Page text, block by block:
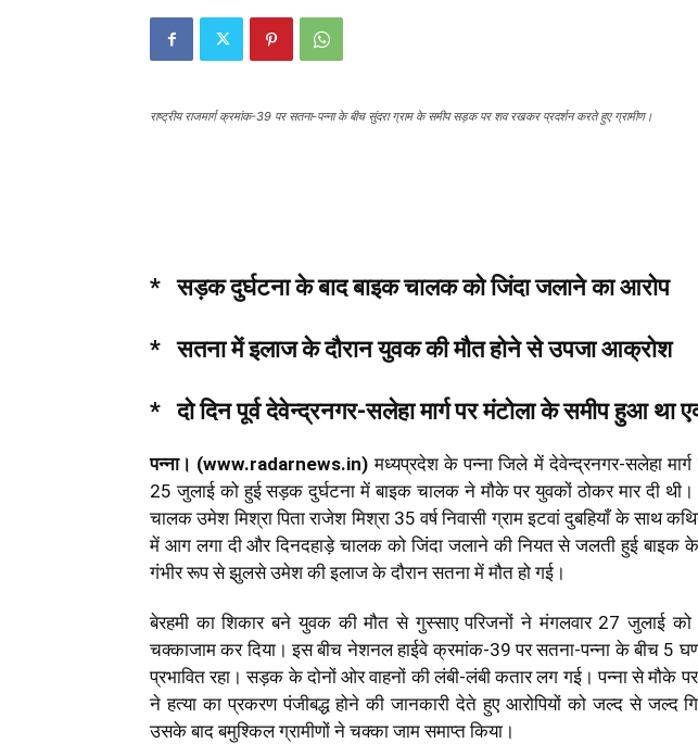
राष्ट्रीय राजमार्ग क्रमांक-39 पर सतना-पन्ना के बीच सुंदरा ग्राम के समीप सड़क पर शव रखकर प्रदर्शन करते हुए ग्रामीण।
* सड़क दुर्घटना के बाद बाइक चालक को जिंदा जलाने का आरोप
* सतना में इलाज के दौरान युवक की मौत होने से उपजा आक्रोश
* दो दिन पूर्व देवेन्द्रनगर-सलेहा मार्ग पर मंटोला के समीप हुआ था
पन्ना। (www.radarnews.in) मध्यप्रदेश के पन्ना जिले में देवेन्द्रनगर-सलेहा मार्ग
25 जुलाई को हुई सड़क दुर्घटना में बाइक चालक ने मौके पर युवकों ठोकर मार दी
चालक उमेश मिश्रा पिता राजेश मिश्रा 35 वर्ष निवासी ग्राम इटवां दुबहियाँ के साथ
में आग लगा दी और दिनदहाड़े चालक को जिंदा जलाने की नियत से जलती हुई बाइक
गंभीर रूप से झुलसे उमेश की इलाज के दौरान सतना में मौत हो गई।
बेरहमी का शिकार बने युवक की मौत से गुस्साए परिजनों ने मंगलवार 27 जुलाई
चक्काजाम कर दिया। इस बीच नेशनल हाईवे क्रमांक-39 पर सतना-पन्ना के बीच 5
प्रभावित रहा। सड़क के दोनों ओर वाहनों की लंबी-लंबी कतार लग गई। पन्ना से मौके
ने हत्या का प्रकरण पंजीबद्ध होने की जानकारी देते हुए आरोपियों को जल्द से जल्द
उसके बाद बमुश्किल ग्रामीणों ने चक्का जाम समाप्त किया।